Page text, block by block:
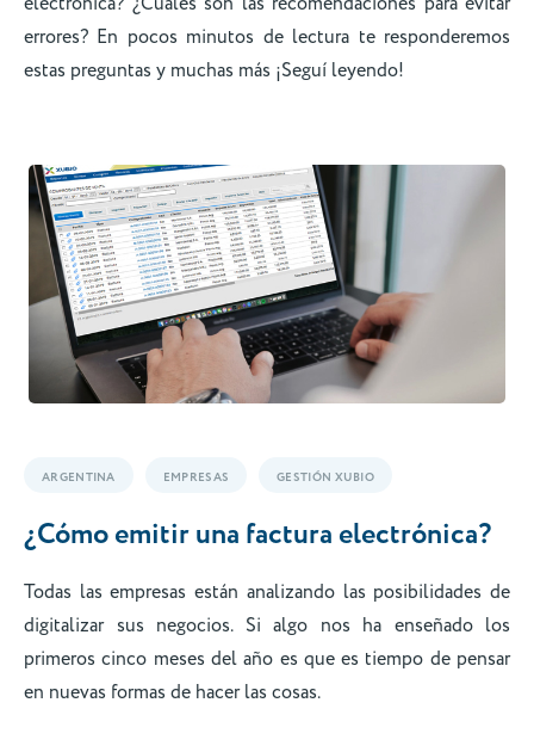
errores? En pocos minutos de lectura te responderemos
estas preguntas y muchas más ¡Seguí leyendo!
ARGENTINA EMPRESAS GESTIÓN XUBIO
¿Cómo emitir una factura electrónica?
Todas las empresas están analizando las posibilidades de
digitalizar sus negocios. Si algo nos ha enseñado los
primeros cinco meses del año es que es tiempo de pensar
en nuevas formas de hacer las cosas.